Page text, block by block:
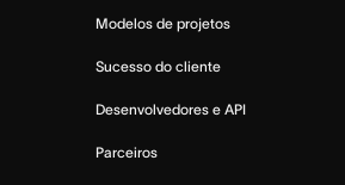
Modelos de projetos
Sucesso do cliente
Desenvolvedores e API
Parceiros